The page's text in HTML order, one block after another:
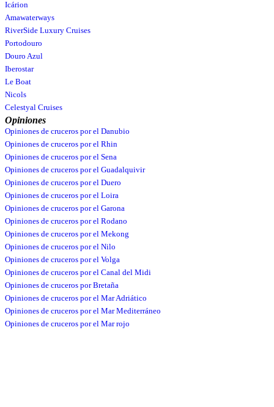
Icárion
Amawaterways
RiverSide Luxury Cruises
Portodouro
Douro Azul
Iberostar
Le Boat
Nicols
Celestyal Cruises
Opiniones
Opiniones de cruceros por el Danubio
Opiniones de cruceros por el Rhin
Opiniones de cruceros por el Sena
Opiniones de cruceros por el Guadalquivir
Opiniones de cruceros por el Duero
Opiniones de cruceros por el Loira
Opiniones de cruceros por el Garona
Opiniones de cruceros por el Rodano
Opiniones de cruceros por el Mekong
Opiniones de cruceros por el Nilo
Opiniones de cruceros por el Volga
Opiniones de cruceros por el Canal del Midi
Opiniones de cruceros por Bretaña
Opiniones de cruceros por el Mar Adriático
Opiniones de cruceros por el Mar Mediterráneo
Opiniones de cruceros por el Mar rojo